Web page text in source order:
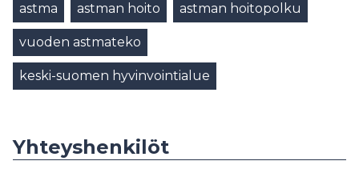
astma astman hoito astman hoitopolku
vuoden astmateko
keski-suomen hyvinvointialue
Yhteyshenkilöt